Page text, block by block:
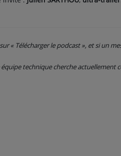
« Télécharger le podcast », et si un
technique cherche actuellement